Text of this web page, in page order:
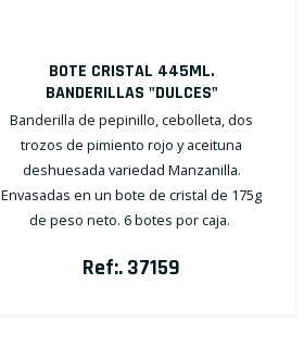
BOTE CRISTAL 445ML.
BANDERILLAS "DULCES"
Banderilla de pepinillo, cebolleta, dos
trozos de pimiento rojo y aceituna
deshuesada variedad Manzanilla.
Envasadas en un bote de cristal de 175g
de peso neto. 6 botes por caja.
Ref:. 37159